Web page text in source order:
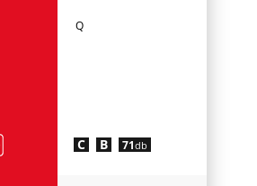
Q
C B 71db